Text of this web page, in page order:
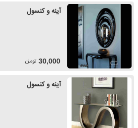
آینه و کنسول
30,000 تومان
آینه و کنسول